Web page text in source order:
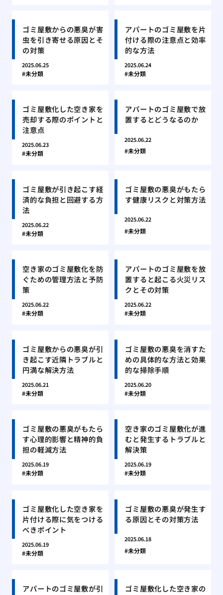
ゴミ屋敷からの悪臭が害
虫を引き寄せる原因とそ
の対策
2025.06.25
未分類
アパートのゴミ屋敷を片
付ける際の注意点と効率
的な方法
2025.06.24
未分類
ゴミ屋敷化した空き家を
売却する際のポイントと
注意点
2025.06.23
未分類
アパートのゴミ屋敷で放
置するとどうなるのか
2025.06.22
未分類
ゴミ屋敷が引き起こす経
済的な負担と回避する方
法
2025.06.22
未分類
ゴミ屋敷の悪臭がもたら
す健康リスクと対策方法
2025.06.22
未分類
空き家のゴミ屋敷化を防
ぐための管理方法と予防
策
2025.06.22
未分類
アパートのゴミ屋敷を放
置すると起こる火災リス
クとその対策
2025.06.22
未分類
ゴミ屋敷からの悪臭が引
き起こす近隣トラブルと
円満な解決方法
2025.06.21
未分類
ゴミ屋敷の悪臭を消すた
めの具体的な方法と効果
的な掃除手順
2025.06.20
未分類
ゴミ屋敷の悪臭がもたら
す心理的影響と精神的負
担の軽減方法
2025.06.19
未分類
空き家のゴミ屋敷化が進
むと発生するトラブルと
解決策
2025.06.19
未分類
ゴミ屋敷化した空き家を
片付ける際に気をつける
べきポイント
2025.06.19
未分類
ゴミ屋敷の悪臭が発生す
る原因とその対策方法
2025.06.18
未分類
アパートのゴミ屋敷が引
ゴミ屋敷化した空き家の